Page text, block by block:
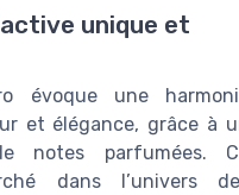
unique et
évoque une
et élégance, grâce à
notes parfumées.
dans l’univers